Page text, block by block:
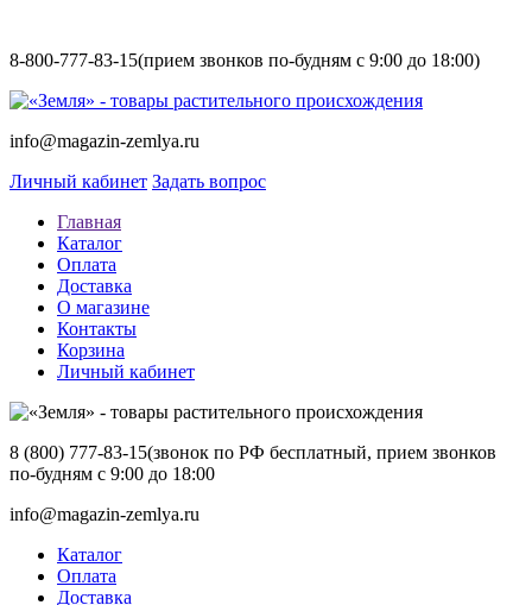
8-800-777-83-15(прием звонков по-будням с 9:00 до 18:00)
info@magazin-zemlya.ru
Личный кабинет Задать вопрос
Главная
Каталог
Оплата
Доставка
О магазине
Контакты
Корзина
Личный кабинет
8 (800) 777-83-15(звонок по РФ бесплатный, прием звонков
по-будням с 9:00 до 18:00
info@magazin-zemlya.ru
Каталог
Оплата
Доставка